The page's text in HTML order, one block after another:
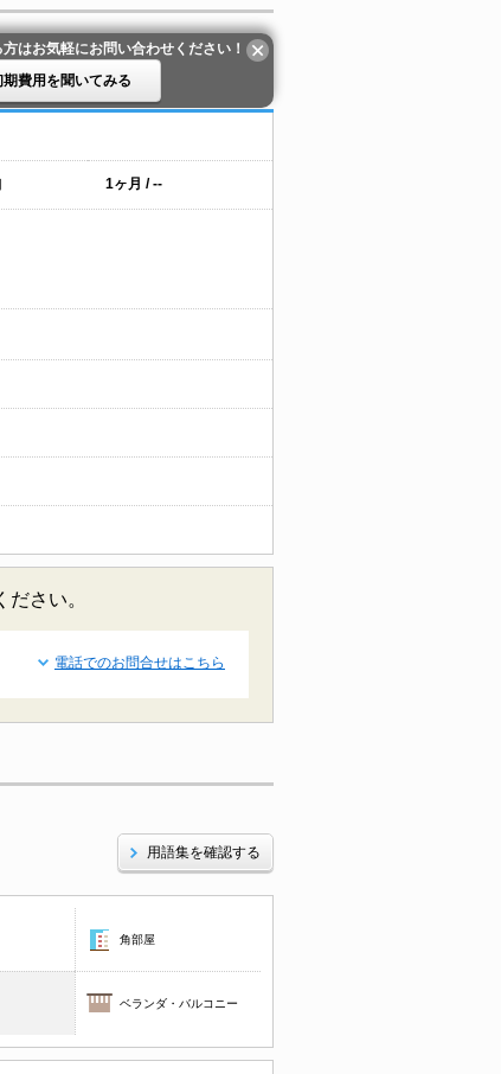
はお気軽にお問い合わせください！
期費用を聞いてみる
1ヶ月 / --
さい。
電話でのお問合せはこちら
用語集を確認する
角部屋
ベランダ・バルコニー